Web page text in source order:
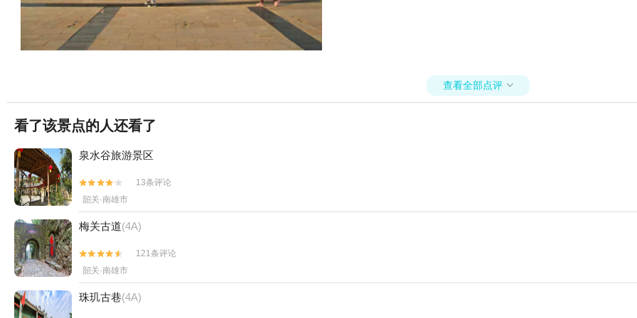
查看全部点评 
看了该景点的人还看了
泉水谷旅游景区


13条评论
韶关·南雄市
梅关古道(4A)


121条评论
韶关·南雄市
珠玑古巷(4A)